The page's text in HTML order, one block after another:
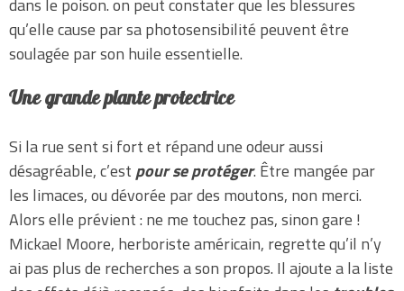
dans le poison. on peut constater que les blessures
qu’elle cause par sa photosensibilité peuvent être
soulagée par son huile essentielle.
Une grande plante protectrice
Si la rue sent si fort et répand une odeur aussi
désagréable, c’est pour se protéger. Être mangée par
les limaces, ou dévorée par des moutons, non merci.
Alors elle prévient : ne me touchez pas, sinon gare !
Mickael Moore, herboriste américain, regrette qu’il n’y
ai pas plus de recherches a son propos. Il ajoute a la liste